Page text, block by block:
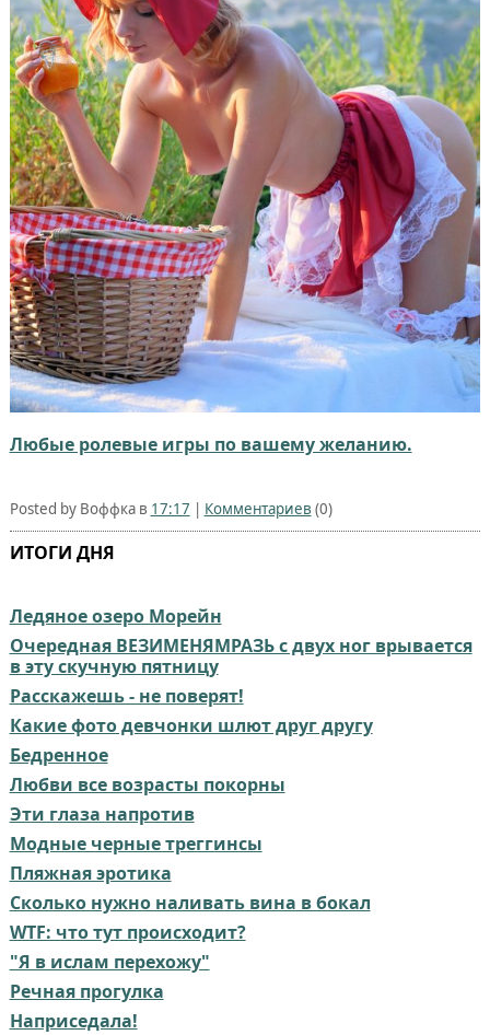
Любые ролевые игры по вашему желанию.
Posted by Воффка в 17:17 | Комментариев (0)
ИТОГИ ДНЯ
Ледяное озеро Морейн⁠⁠
Очередная ВЕЗИМЕНЯМРАЗЬ с двух ног врывается
в эту скучную пятницу
Расскажешь - не поверят!⁠⁠
Какие фото девчонки шлют друг другу
Бедренное
Любви все возрасты покорны
Эти глаза напротив
Модные черные треггинсы
Пляжная эротика
Сколько нужно наливать вина в бокал⁠⁠
WTF: что тут происходит?
"Я в ислам перехожу"
Речная прогулка
Наприседала!